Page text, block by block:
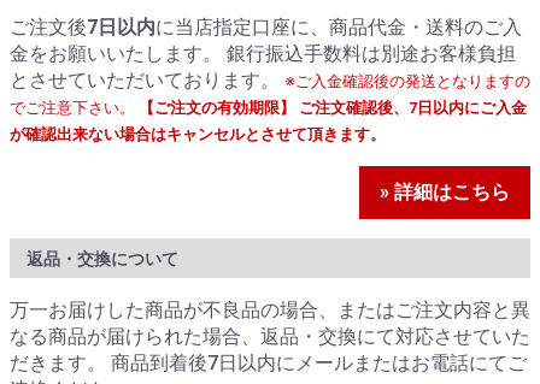
ご注文後7日以内に当店指定口座に、商品代金・送料のご入
金をお願いいたします。 銀行振込手数料は別途お客様負担
とさせていただいております。
※ご入金確認後の発送となりますの
でご注意下さい。
【ご注文の有効期限】 ご注文確認後、7日以内にご入金
が確認出来ない場合はキャンセルとさせて頂きます。
» 詳細はこちら
返品・交換について
万一お届けした商品が不良品の場合、またはご注文内容と異
なる商品が届けられた場合、返品・交換にて対応させていた
だきます。 商品到着後7日以内にメールまたはお電話にてご